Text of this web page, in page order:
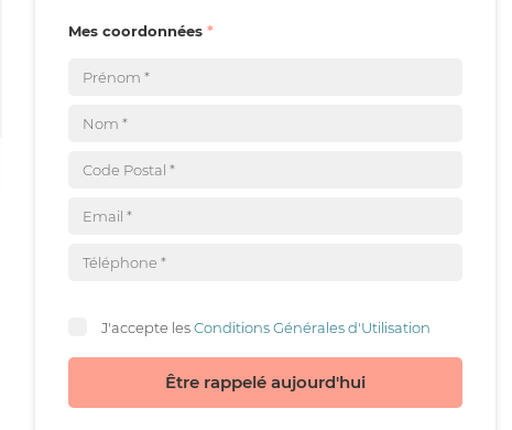
Mes coordonnées
J'accepte lesConditions Générales d'Utilisation
Être rappelé aujourd'hui